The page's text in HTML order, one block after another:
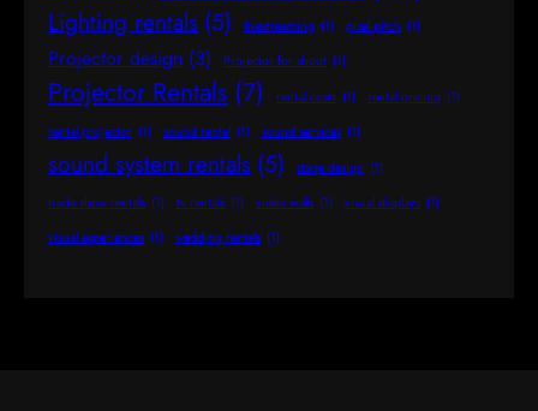
Lighting rentals (5) livestreaming (1) pixel pitch (1)
Projector design (3) Projector for shoot (1)
Projector Rentals (7) rental costs (1) rental pricing (1)
rental projector (1) sound rental (1) sound services (1)
sound system rentals (5) stage design (1)
trade show rentals (1) tv rentals (1) video walls (1) visual displays (1)
visual experiences (1) wedding rentals (1)